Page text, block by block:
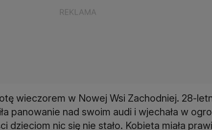
wieczorem w Nowej Wsi Zachodniej. 28-
panowanie nad swoim audi i wjechała w
dzieciom nic się nie stało. Kobieta miała